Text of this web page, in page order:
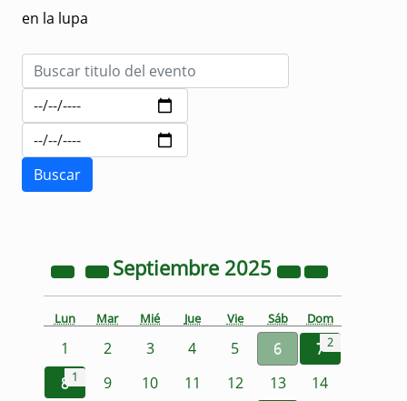
en la lupa
Septiembre 2025
Lun Mar Mié Jue Vie Sáb Dom
1 2 3 4 5 6 72
8 1 9 10 11 12 13
14